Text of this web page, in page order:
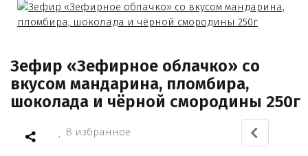
Зефир «Зефирное облачко» со
вкусом мандарина, пломбира,
шоколада и чёрной смородины 250г
В избранное